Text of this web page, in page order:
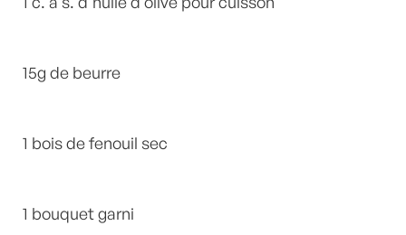
15g de beurre
1 bois de fenouil sec
1 bouquet garni